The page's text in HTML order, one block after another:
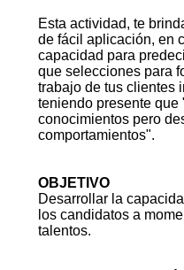
Esta actividad, te
de fácil aplicación, en
capacidad para
que selecciones para
trabajo de tus clientes
teniendo presente que
conocimientos pero
comportamientos".
OBJETIVO
Desarrollar la
los candidatos a
talentos.